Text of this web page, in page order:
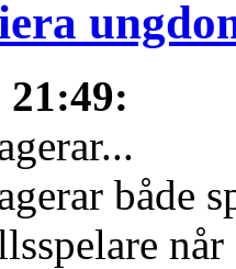
21:49:
både